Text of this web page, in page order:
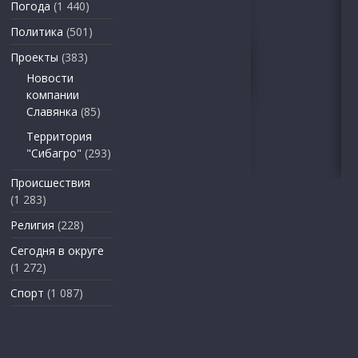
Погода (1 440)
Политика (501)
Проекты (383)
Новости
компании
Славянка (85)
Территория
"Сибагро" (293)
Происшествия
(1 283)
Религия (228)
Сегодня в округе
(1 272)
Спорт (1 087)